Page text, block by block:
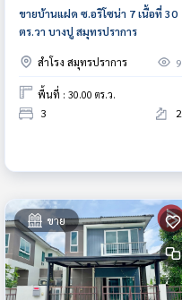
ขายบ้านแฝด ซ.อริโซน่า 7 เนื้อที่ 30
ตร.วา บางปู สมุทรปราการ
สำโรง สมุทรปราการ 9
พื้นที่ : 30.00 ตร.ว.
3 2
ขาย